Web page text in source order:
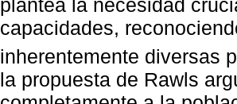
plantea la necesidad
capacidades,
inherentemente diversas
la propuesta de Rawls